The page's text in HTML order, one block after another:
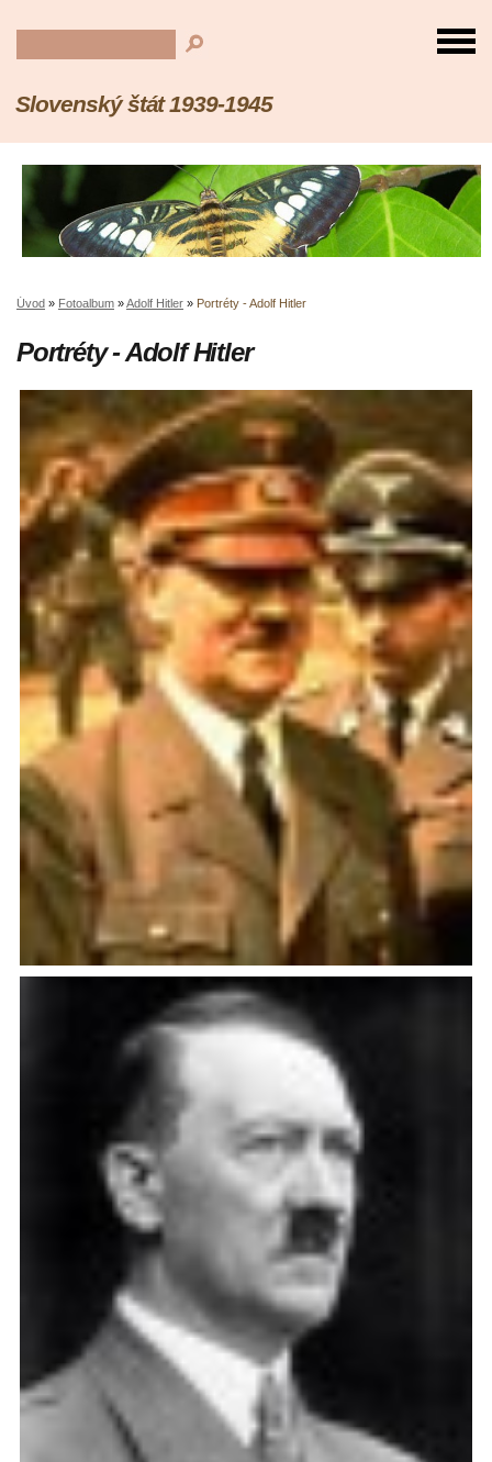
Slovenský štát 1939-1945
Úvod » Fotoalbum »Adolf Hitler » Portréty - Adolf Hitler
Portréty - Adolf Hitler